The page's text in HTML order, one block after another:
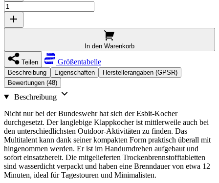
In den Warenkorb
Teilen Größentabelle
Beschreibung Eigenschaften
Herstellerangaben (GPSR)
Bewertungen (48)
Beschreibung
Nicht nur bei der Bundeswehr hat sich der Esbit-Kocher
durchgesetzt. Der langlebige Klappkocher ist mittlerweile auch bei
den unterschiedlichsten Outdoor-Aktivitäten zu finden. Das
Multitalent kann dank seiner kompakten Form praktisch überall mit
hingenommen werden. Er ist im Handumdrehen aufgebaut und
sofort einsatzbereit. Die mitgelieferten Trockenbrennstofftabletten
sind wasserdicht verpackt und haben eine Brenndauer von etwa 12
Minuten, ideal für Tagestouren und Minimalisten.